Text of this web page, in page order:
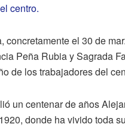
centro.
concretamente el 30 de
Peña Rubia y Sagrada
de los trabajadores del
un centenar de años
donde ha vivido toda